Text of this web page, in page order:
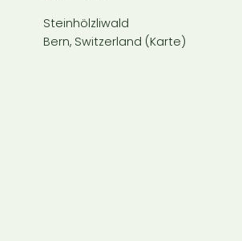
Steinhölzliwald
Bern Switzerland (Karte)